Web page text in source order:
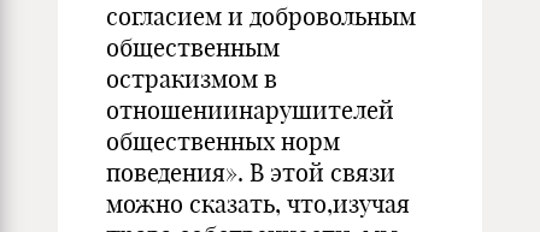
согласием и добровольным
общественным
остракизмом в
отношениинарушителей
общественных норм
поведения». В этой связи
можно сказать, что,изучая